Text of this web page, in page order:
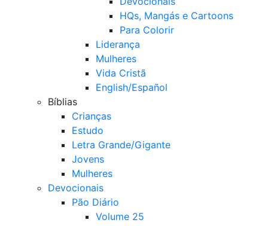
HQs, Mangás e Cartoons
Para Colorir
Liderança
Mulheres
Vida Cristã
English/Español
Bíblias
Crianças
Estudo
Letra Grande/Gigante
Jovens
Mulheres
Devocionais
Pão Diário
Volume 25